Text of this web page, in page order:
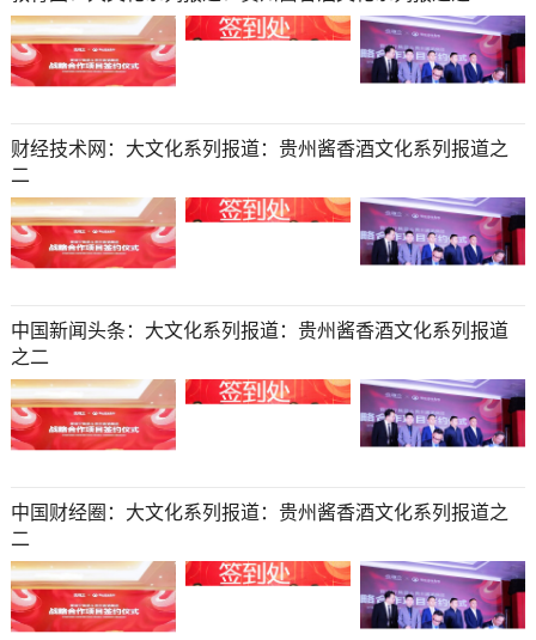
财经技术网：大文化系列报道：贵州酱香酒文化系列报道之
二
中国新闻头条：大文化系列报道：贵州酱香酒文化系列报道
之二
中国财经圈：大文化系列报道：贵州酱香酒文化系列报道之
二